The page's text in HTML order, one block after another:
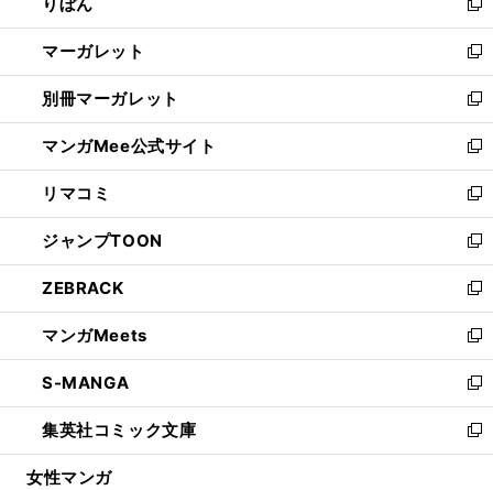
で
開
く
ド
ウ
で
開
く
ィ
ン
ド
ウ
で
開
く
新
し
い
ウ
ィ
ン
ド
ウ
で
開
く
マーガレット
新
し
い
ウ
ィ
ン
ド
ウ
で
開
く
別冊マーガレット
新
し
い
ウ
ィ
ン
ド
ウ
で
開
く
マンガMee公式サイト
新
し
い
ウ
ィ
ン
ド
ウ
で
開
く
リマコミ
新
し
い
ウ
ィ
ン
ド
ウ
で
開
く
ジャンプTOON
新
し
い
ウ
ィ
ン
ド
ウ
で
開
ZEBRACK
新
し
い
ウ
ィ
ン
ド
ウ
マンガMeets
新
し
い
ウ
ィ
ン
S-MANGA
新
し
い
ウ
集英社コミック文庫
新
し
女性マンガ